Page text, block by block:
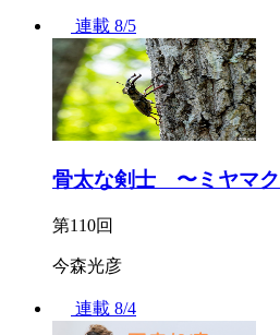
連載 8/5
骨太な剣士 〜ミヤマ
第110回
今森光彦
連載 8/4